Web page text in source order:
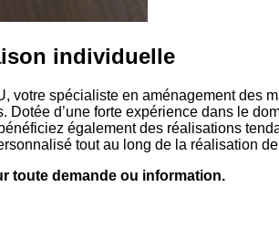
individuelle
spécialiste en aménagement des
d’une forte expérience dans le
également des réalisations
tout au long de la réalisation
toute demande ou information.